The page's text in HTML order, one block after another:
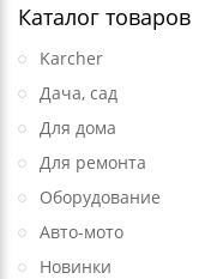
Каталог товаров
Karcher
Дача, сад
Для дома
Для ремонта
Оборудование
Авто-мото
Новинки